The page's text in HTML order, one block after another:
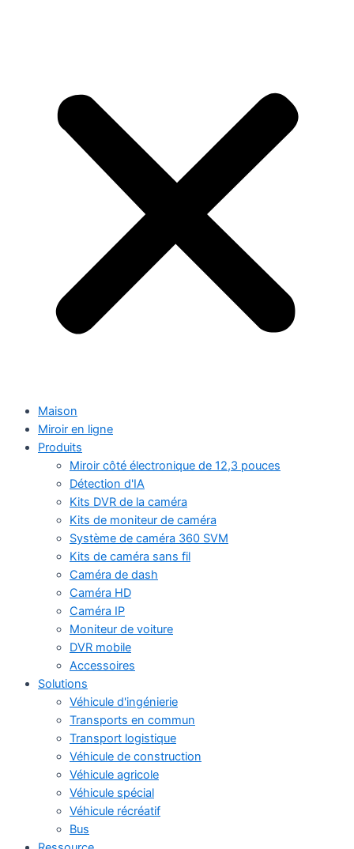
Maison
Miroir en ligne
Produits
Miroir côté électronique de 12,3 pouces
Détection d'IA
Kits DVR de la caméra
Kits de moniteur de caméra
Système de caméra 360 SVM
Kits de caméra sans fil
Caméra de dash
Caméra HD
Caméra IP
Moniteur de voiture
DVR mobile
Accessoires
Solutions
Véhicule d'ingénierie
Transports en commun
Transport logistique
Véhicule de construction
Véhicule agricole
Véhicule spécial
Véhicule récréatif
Bus